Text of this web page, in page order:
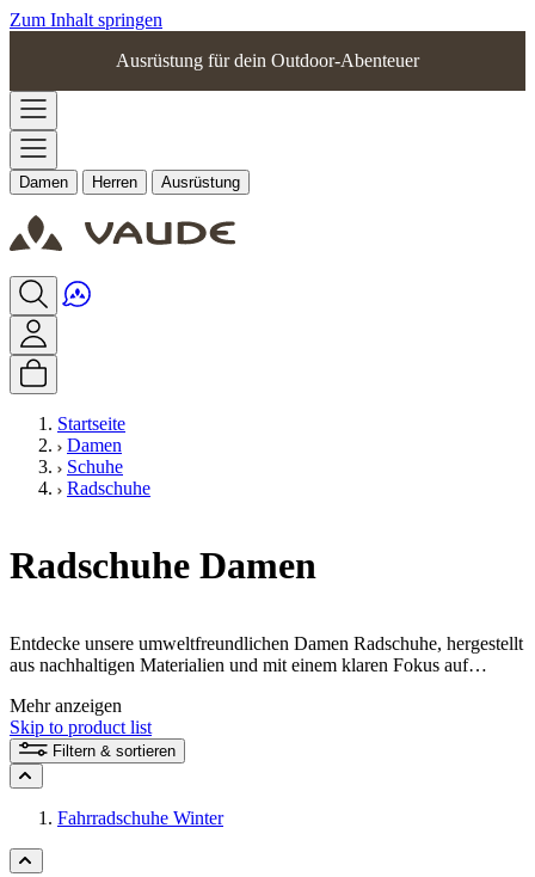
Zum Inhalt springen
Ausrüstung für dein Outdoor-Abenteuer
Damen Herren Ausrüstung
Startseite
Damen
Schuhe
Radschuhe
Radschuhe Damen
Entdecke unsere umweltfreundlichen Damen Radschuhe, hergestellt
aus nachhaltigen Materialien und mit einem klaren Fokus auf
Fahrradschuhe bieten nicht nur höchsten Komfort für deine
Radtouren, sondern setzen auch ein starkes Statement für
Nachhaltigkeit und Umweltschutz.
Mehr anzeigen
Skip to product list
Filtern & sortieren
Fahrradschuhe Winter